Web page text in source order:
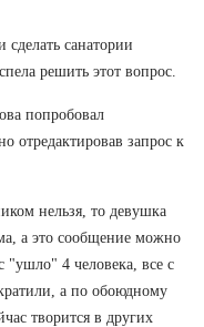
санатории
решить этот вопрос.
попробовал
отредактировав запрос к
нельзя, то девушка
а это сообщение можно
"ушло" 4 человека, все с
а по обоюдному
творится в других